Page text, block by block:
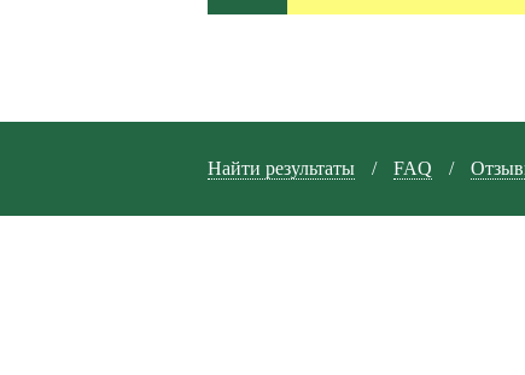
Найти результаты / FAQ /